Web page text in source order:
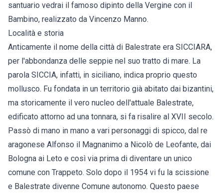
santuario vedrai il famoso dipinto della Vergine con il
Bambino, realizzato da Vincenzo Manno.
Località e storia
Anticamente il nome della città di Balestrate era SICCIARA,
per l'abbondanza delle seppie nel suo tratto di mare. La
parola SICCIA, infatti, in siciliano, indica proprio questo
mollusco. Fu fondata in un territorio già abitato dai bizantini,
ma storicamente il vero nucleo dell'attuale Balestrate,
edificato attorno ad una tonnara, si fa risalire al XVII secolo.
Passò di mano in mano a vari personaggi di spicco, dal re
aragonese Alfonso il Magnanimo a Nicolò de Leofante, dai
Bologna ai Leto e così via prima di diventare un unico
comune con Trappeto. Solo dopo il 1954 vi fu la scissione
e Balestrate divenne Comune autonomo. Questo paese